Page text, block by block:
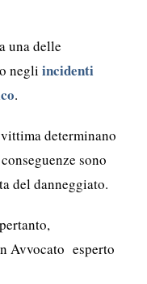
una delle
negli incidenti
.
determinano
sono
del danneggiato.
Avvocato esperto